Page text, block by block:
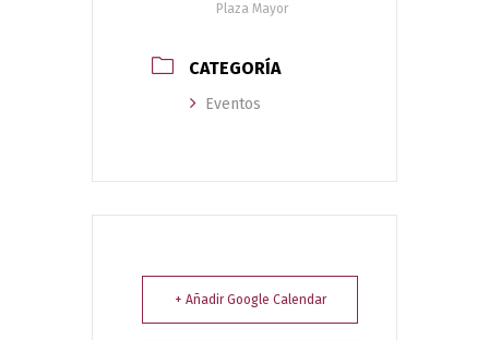
Plaza Mayor
CATEGORÍA
Eventos
+ Añadir Google Calendar